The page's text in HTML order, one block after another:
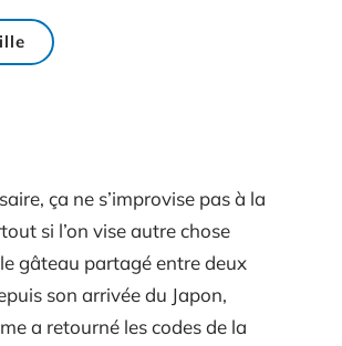
ça ne s’improvise pas à la
si l’on vise autre chose
gâteau partagé entre deux
son arrivée du Japon,
a retourné les codes de la